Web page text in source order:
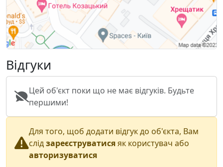
Відгуки
Цей об'єкт поки що не має відгуків. Будьте
першими!
Для того, щоб додати відгук до об'єкта, Вам
слідзареєструватисяяк користувач або
авторизуватися